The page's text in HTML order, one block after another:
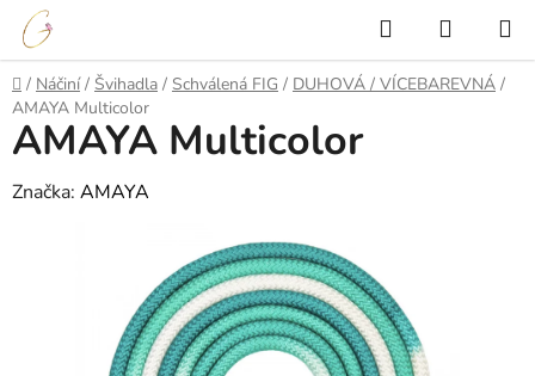
Přejít
obsah
Hledat
KOŠÍK
Domů
/ Náčiní / Švihadla / Schválená FIG / DUHOVÁ / VÍCEBAREVNÁ /
AMAYA Multicolor
AMAYA Multicolor
Značka: AMAYA